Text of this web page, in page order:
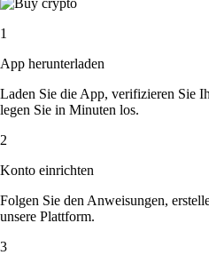
1
App herunterladen
Laden Sie die App, verifizieren Sie
legen Sie in Minuten los.
2
Konto einrichten
Folgen Sie den Anweisungen,
unsere Plattform.
3